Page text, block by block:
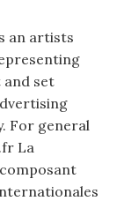
an artists
set
For general
La